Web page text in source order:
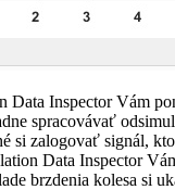
Data Inspector Vám
spracovávať
si zalogovať signál,
Data Inspector
brzdenia kolesa si